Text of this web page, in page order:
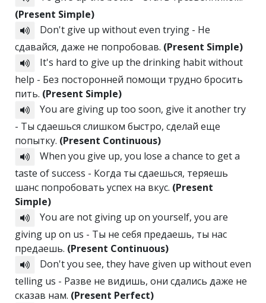
(Present Simple)
Don't give up without even trying - Не
сдавайся, даже не попробовав. (Present Simple)
It's hard to give up the drinking habit without
help - Без посторонней помощи трудно бросить
пить. (Present Simple)
You are giving up too soon, give it another try
- Ты сдаешься слишком быстро, сделай еще
попытку. (Present Continuous)
When you give up, you lose a chance to get a
taste of success - Когда ты сдаешься, теряешь
шанс попробовать успех на вкус. (Present
Simple)
You are not giving up on yourself, you are
giving up on us - Ты не себя предаешь, ты нас
предаешь. (Present Continuous)
Don't you see, they have given up without even
telling us - Разве не видишь, они сдались даже не
сказав нам. (Present Perfect)